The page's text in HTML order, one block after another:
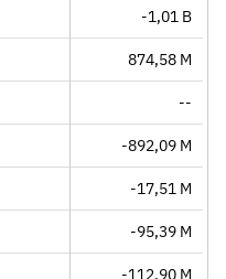
-1,01 B
874,58 M
--
-892,09 M
-17,51 M
-95,39 M
-112,90 M